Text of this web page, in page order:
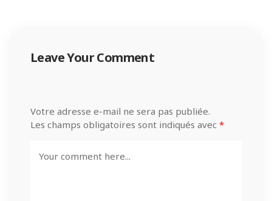
Leave Your Comment
Votre adresse e-mail ne sera pas publiée.
Les champs obligatoires sont indiqués avec *